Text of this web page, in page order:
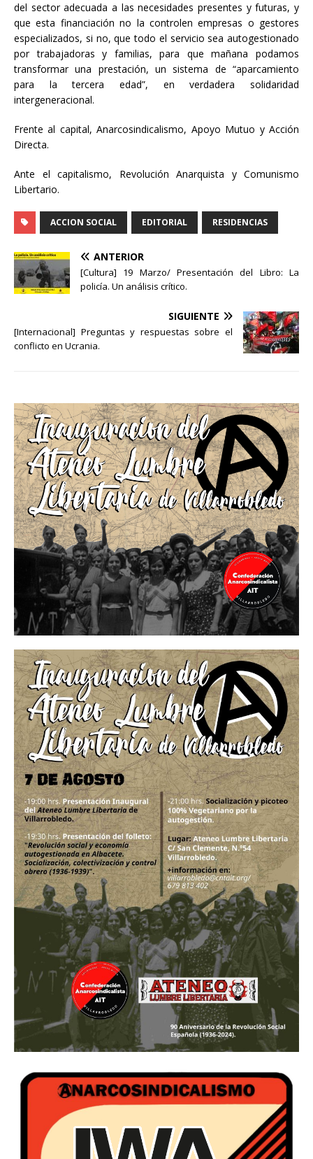
del sector adecuada a las necesidades presentes y futuras, y
que esta financiación no la controlen empresas o gestores
especializados, si no, que todo el servicio sea autogestionado
por trabajadoras y familias, para que mañana podamos
transformar una prestación, un sistema de “aparcamiento
para la tercera edad”, en verdadera solidaridad
intergeneracional.
Frente al capital, Anarcosindicalismo, Apoyo Mutuo y Acción
Directa.
Ante el capitalismo, Revolución Anarquista y Comunismo
Libertario.
ACCION SOCIAL EDITORIAL RESIDENCIAS
ANTERIOR
[Cultura] 19 Marzo/ Presentación del Libro: La
policía. Un análisis crítico.
SIGUIENTE
[Internacional] Preguntas y respuestas sobre el
conflicto en Ucrania.